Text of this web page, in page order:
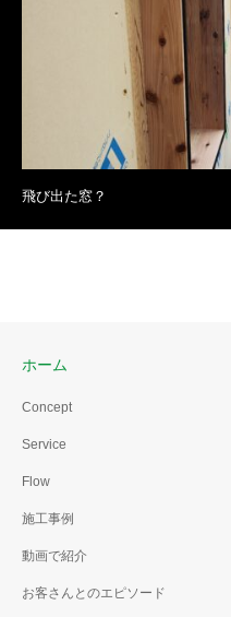
飛び出た窓？
ホーム
Concept
Service
Flow
施工事例
動画で紹介
お客さんとのエピソード